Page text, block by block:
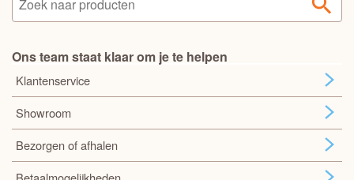
Ons team staat klaar om je te helpen
Klantenservice
Showroom
Bezorgen of afhalen